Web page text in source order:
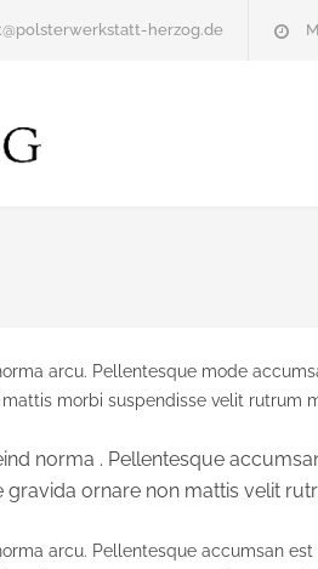
herzog.de
arcu. Pellentesque mode
morbi suspendisse velit
norma . Pellentesque
gravida ornare non mattis velit
arcu. Pellentesque accumsan